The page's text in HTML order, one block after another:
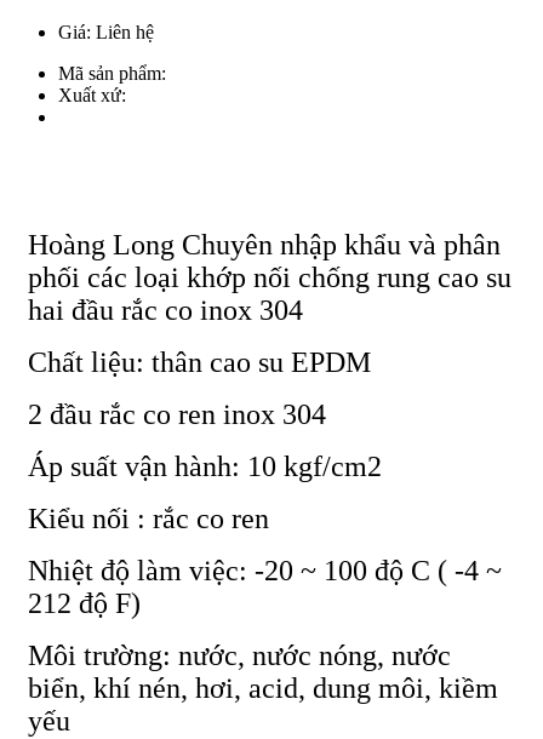
Giá: Liên hệ
Mã sản phẩm:
Xuất xứ:
Hoàng Long Chuyên nhập khẩu và phân
phối các loại khớp nối chống rung cao su
hai đầu rắc co inox 304
Chất liệu: thân cao su EPDM
2 đầu rắc co ren inox 304
Áp suất vận hành: 10 kgf/cm2
Kiểu nối : rắc co ren
Nhiệt độ làm việc: -20 ~ 100 độ C ( -4 ~
212 độ F)
Môi trường: nước, nước nóng, nước
biển, khí nén, hơi, acid, dung môi, kiềm
yếu